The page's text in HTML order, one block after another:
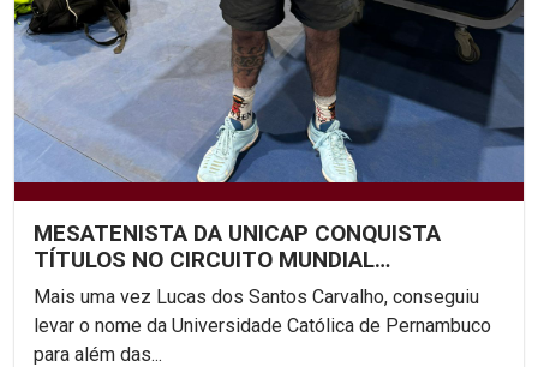
MESATENISTA DA UNICAP CONQUISTA
TÍTULOS NO CIRCUITO MUNDIAL
PARALÍMPICO
Mais uma vez Lucas dos Santos Carvalho, conseguiu
levar o nome da Universidade Católica de Pernambuco
para além das...